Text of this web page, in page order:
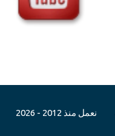
نعمل منذ 2012 - 2026